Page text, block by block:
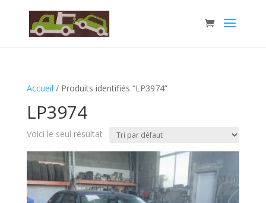
Accueil / Produits identifiés “LP3974”
LP3974
Voici le seul résultat